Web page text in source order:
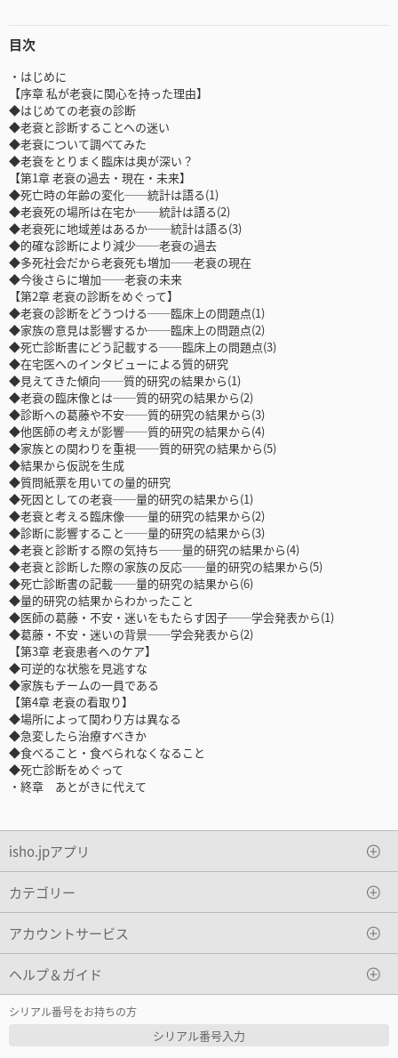
目次
・はじめに
【序章 私が老衰に関心を持った理由】
◆はじめての老衰の診断
◆老衰と診断することへの迷い
◆老衰について調べてみた
◆老衰をとりまく臨床は奥が深い？
【第1章 老衰の過去・現在・未来】
◆死亡時の年齢の変化──統計は語る(1)
◆老衰死の場所は在宅か──統計は語る(2)
◆老衰死に地域差はあるか──統計は語る(3)
◆的確な診断により減少──老衰の過去
◆多死社会だから老衰死も増加──老衰の現在
◆今後さらに増加──老衰の未来
【第2章 老衰の診断をめぐって】
◆老衰の診断をどうつける──臨床上の問題点(1)
◆家族の意見は影響するか──臨床上の問題点(2)
◆死亡診断書にどう記載する──臨床上の問題点(3)
◆在宅医へのインタビューによる質的研究
◆見えてきた傾向──質的研究の結果から(1)
◆老衰の臨床像とは──質的研究の結果から(2)
◆診断への葛藤や不安──質的研究の結果から(3)
◆他医師の考えが影響──質的研究の結果から(4)
◆家族との関わりを重視──質的研究の結果から(5)
◆結果から仮説を生成
◆質問紙票を用いての量的研究
◆死因としての老衰──量的研究の結果から(1)
◆老衰と考える臨床像──量的研究の結果から(2)
◆診断に影響すること──量的研究の結果から(3)
◆老衰と診断する際の気持ち──量的研究の結果から(4)
◆老衰と診断した際の家族の反応──量的研究の結果から(5)
◆死亡診断書の記載──量的研究の結果から(6)
◆量的研究の結果からわかったこと
◆医師の葛藤・不安・迷いをもたらす因子──学会発表から(1)
◆葛藤・不安・迷いの背景──学会発表から(2)
【第3章 老衰患者へのケア】
◆可逆的な状態を見逃すな
◆家族もチームの一員である
【第4章 老衰の看取り】
◆場所によって関わり方は異なる
◆急変したら治療すべきか
◆食べること・食べられなくなること
◆死亡診断をめぐって
・終章 あとがきに代えて
isho.jpアプリ
カテゴリー
アカウントサービス
ヘルプ＆ガイド
シリアル番号をお持ちの方
シリアル番号入力